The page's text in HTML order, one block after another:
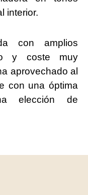
interior.
con amplios
y coste muy
aprovechado al
con una óptima
elección de